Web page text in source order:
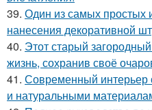
39. Один из самых простых
нанесения декоративной
40. Этот старый
жизнь, сохранив своё
41. Современный
и натуральными